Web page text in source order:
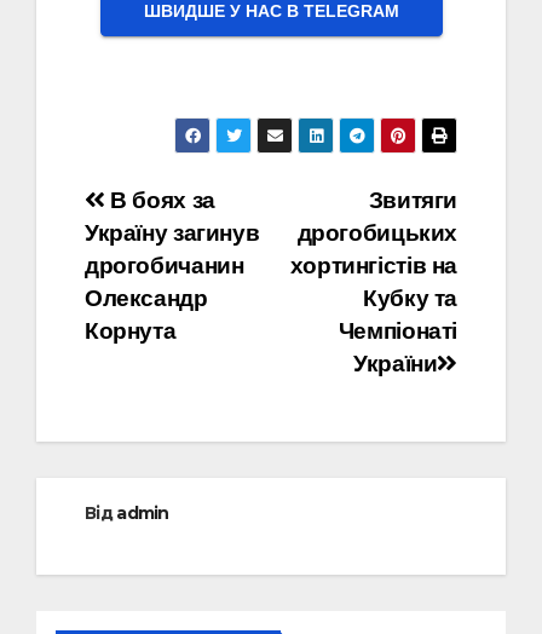
ШВИДШЕ У НАС В ТELEGRAM
Навігація
записів
Звитяги
дрогобицьких
хортингістів на
Кубку та
Чемпіонаті
України
В боях за
Україну загинув
дрогобичанин
Олександр
Корнута
Відadmin